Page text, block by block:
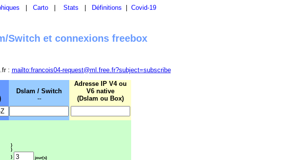
Carto Stats Définitions Covid-19
Switch et connexions freebox
: mailto:francois04-request@ml.free.fr?subject=subscribe
Dslam / Switch
--
Adresse IP V4 ou
V6 native
(Dslam ou Box)
}
}
}
jour(s)